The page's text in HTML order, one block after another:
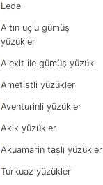
Lede
Altın uçlu gümüş
yüzükler
Alexit ile gümüş yüzük
Ametistli yüzükler
Aventurinli yüzükler
Akik yüzükler
Akuamarin taşlı yüzükler
Turkuaz yüzükler